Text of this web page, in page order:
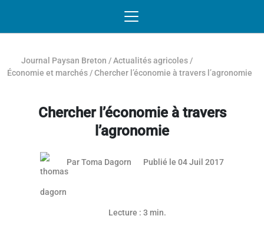
Journal Paysan Breton /Actualités agricoles /
Économie et marchés /Chercher l’économie à travers l’agronomie
Chercher l’économie à travers
l’agronomie
ParToma Dagorn Publié le 04 Juil 201704 juillet
Lecture : 3 min.